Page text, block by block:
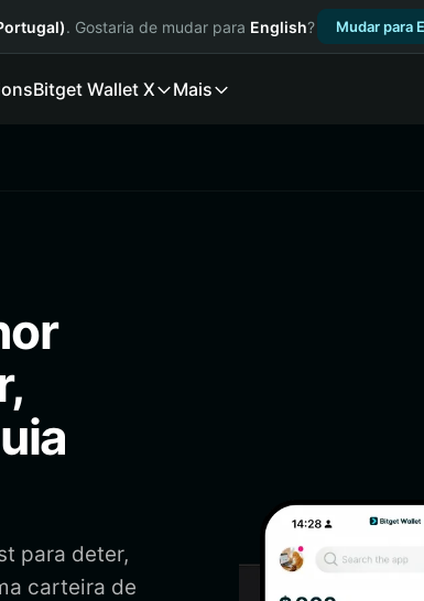
. Gostaria de mudar para English? Mudar para
Bitget Wallet X Mais
para deter,
carteira de